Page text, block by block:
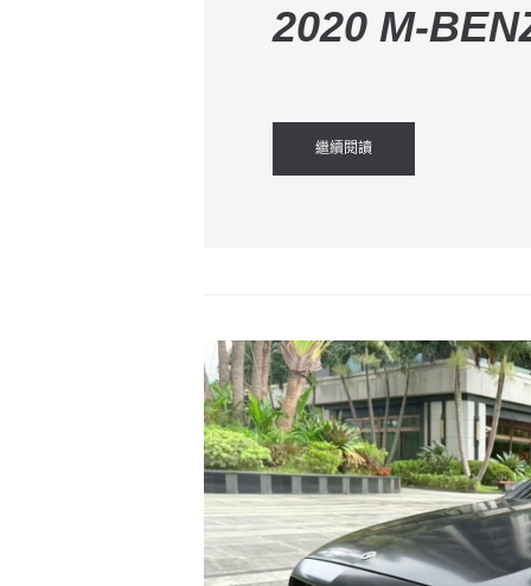
2020 M-
繼續閱讀